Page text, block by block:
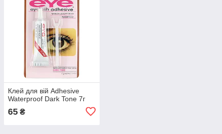
Клей для вій Adhesive
Waterproof Dark Tone 7г
65 ₴